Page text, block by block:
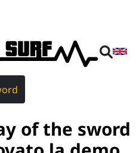
of the sword